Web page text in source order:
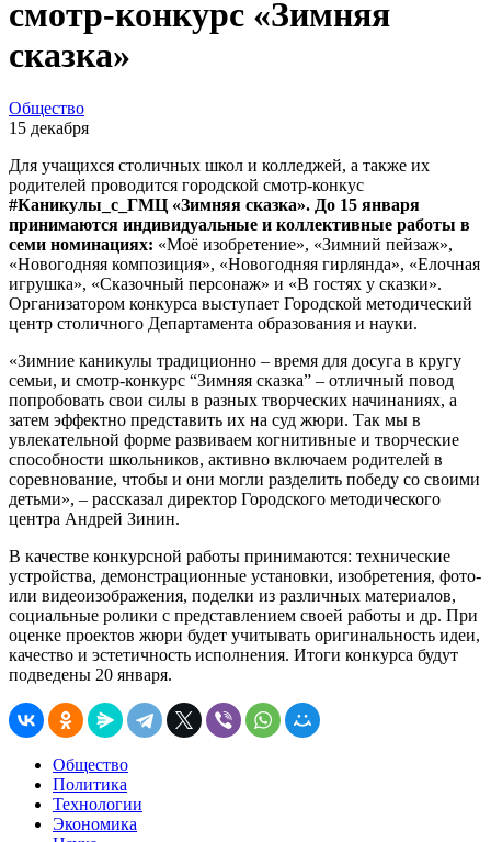
смотр-конкурс «Зимняя
сказка»
Общество
15 декабря
Для учащихся столичных школ и колледжей, а также их
родителей проводится городской смотр-конкус
#Каникулы_с_ГМЦ «Зимняя сказка». До 15 января
принимаются индивидуальные и коллективные работы в
семи номинациях: «Моё изобретение», «Зимний пейзаж»,
«Новогодняя композиция», «Новогодняя гирлянда», «Елочная
игрушка», «Сказочный персонаж» и «В гостях у сказки».
Организатором конкурса выступает Городской методический
центр столичного Департамента образования и науки.
«Зимние каникулы традиционно – время для досуга в кругу
семьи, и смотр-конкурс “Зимняя сказка” – отличный повод
попробовать свои силы в разных творческих начинаниях, а
затем эффектно представить их на суд жюри. Так мы в
увлекательной форме развиваем когнитивные и творческие
способности школьников, активно включаем родителей в
соревнование, чтобы и они могли разделить победу со своими
детьми», – рассказал директор Городского методического
центра Андрей Зинин.
В качестве конкурсной работы принимаются: технические
устройства, демонстрационные установки, изобретения, фото-
или видеоизображения, поделки из различных материалов,
социальные ролики с представлением своей работы и др. При
оценке проектов жюри будет учитывать оригинальность идеи,
качество и эстетичность исполнения. Итоги конкурса будут
подведены 20 января.
Общество
Политика
Технологии
Экономика